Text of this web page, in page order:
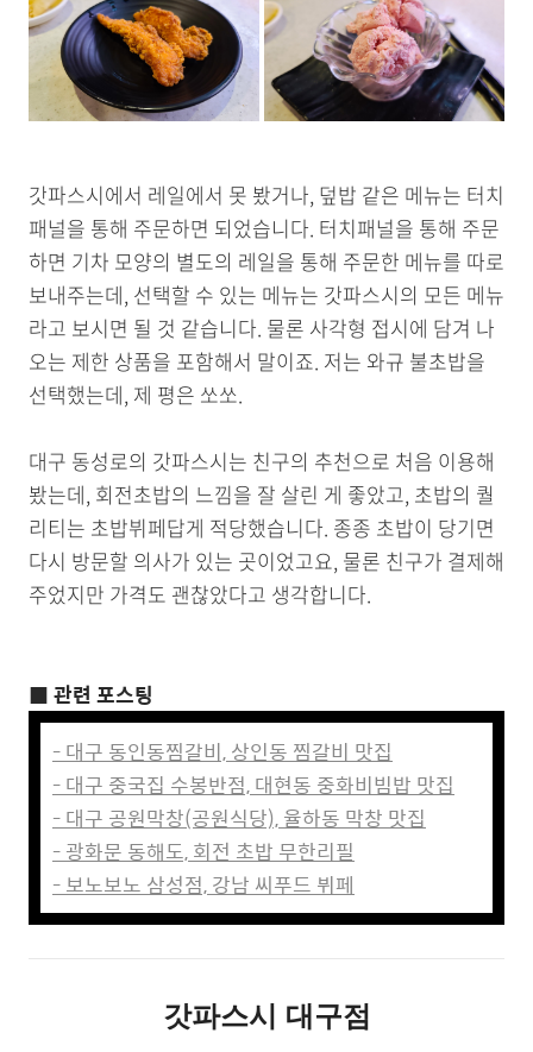
갓파스시에서 레일에서 못 봤거나, 덮밥 같은 메뉴는 터치
패널을 통해 주문하면 되었습니다. 터치패널을 통해 주문
하면 기차 모양의 별도의 레일을 통해 주문한 메뉴를 따로
보내주는데, 선택할 수 있는 메뉴는 갓파스시의 모든 메뉴
라고 보시면 될 것 같습니다. 물론 사각형 접시에 담겨 나
오는 제한 상품을 포함해서 말이죠. 저는 와규 불초밥을
선택했는데, 제 평은 쏘쏘.
대구 동성로의 갓파스시는 친구의 추천으로 처음 이용해
봤는데, 회전초밥의 느낌을 잘 살린 게 좋았고, 초밥의 퀄
리티는 초밥뷔페답게 적당했습니다. 종종 초밥이 당기면
다시 방문할 의사가 있는 곳이었고요, 물론 친구가 결제해
주었지만 가격도 괜찮았다고 생각합니다.
■ 관련 포스팅
- 대구 동인동찜갈비, 상인동 찜갈비 맛집
- 대구 중국집 수봉반점, 대현동 중화비빔밥 맛집
- 대구 공원막창(공원식당), 율하동 막창 맛집
- 광화문 동해도, 회전 초밥 무한리필
- 보노보노 삼성점, 강남 씨푸드 뷔페